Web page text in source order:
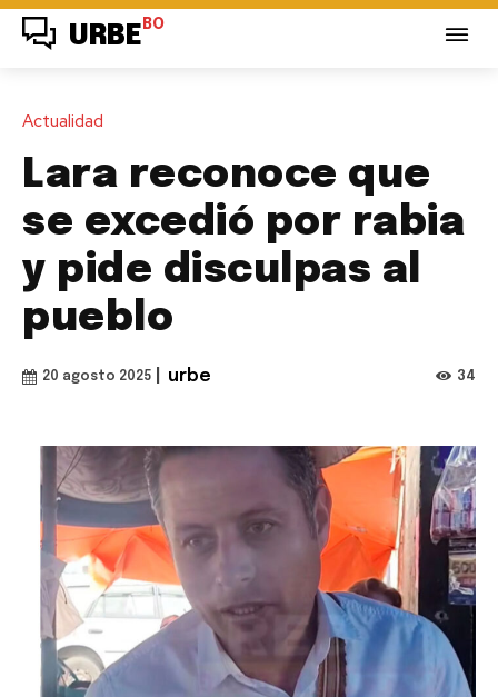
URBE BO
Actualidad
Lara reconoce que
se excedió por rabia
y pide disculpas al
pueblo
20 agosto 2025 urbe 34